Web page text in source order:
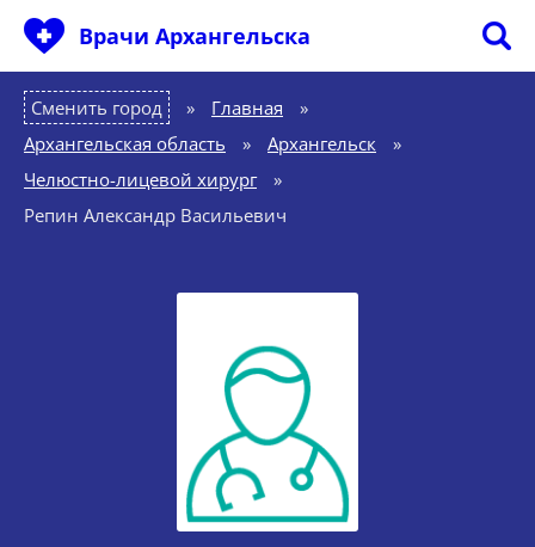
Врачи Архангельска
Сменить город Главная
»
Архангельская область
» Архангельск
»
Челюстно-лицевой хирург
»
Репин Александр Васильевич